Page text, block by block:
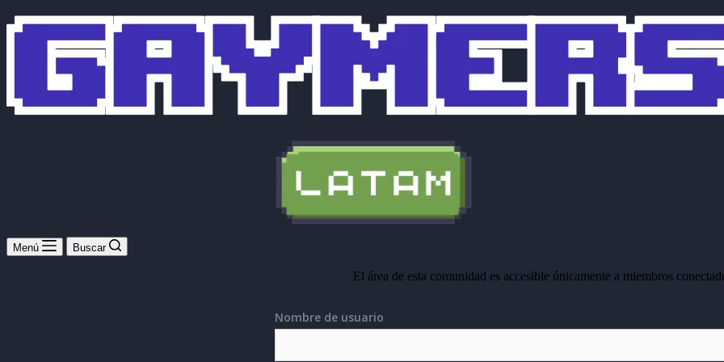
Menú Buscar
El área de esta comunidad es accesible únicamente a miembros
Nombre de usuario